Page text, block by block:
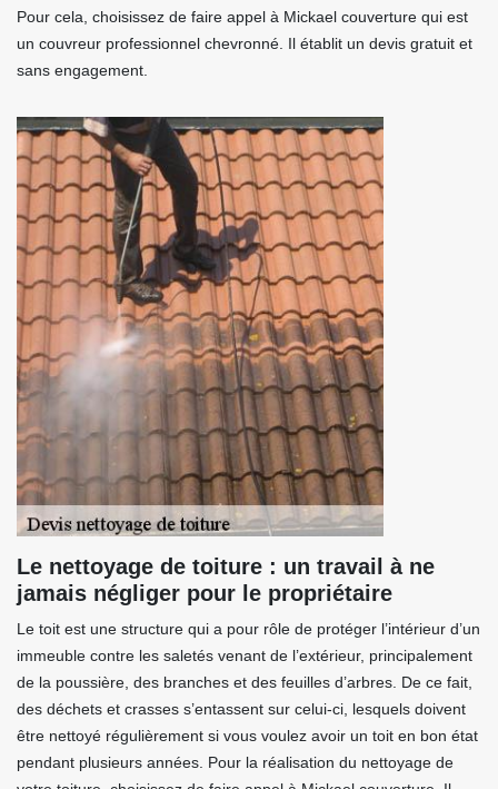
Pour cela, choisissez de faire appel à Mickael couverture qui est
un couvreur professionnel chevronné. Il établit un devis gratuit et
sans engagement.
Le nettoyage de toiture : un travail à ne
jamais négliger pour le propriétaire
Le toit est une structure qui a pour rôle de protéger l’intérieur d’un
immeuble contre les saletés venant de l’extérieur, principalement
de la poussière, des branches et des feuilles d’arbres. De ce fait,
des déchets et crasses s’entassent sur celui-ci, lesquels doivent
être nettoyé régulièrement si vous voulez avoir un toit en bon état
pendant plusieurs années. Pour la réalisation du nettoyage de